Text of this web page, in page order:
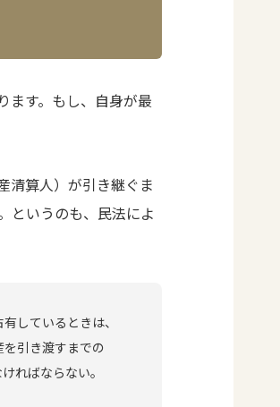
ます。もし、自身が最
清算人）が引き継ぐま
というのも、民法によ
しているときは、
引き渡すまでの
ればならない。